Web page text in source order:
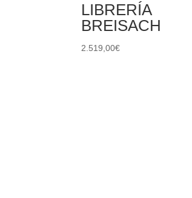
LIBRERÍA
BREISACH
2.519,00€